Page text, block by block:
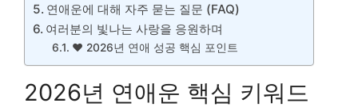
연애운에 대해 자주 묻는 질문 (FAQ)
여러분의 빛나는 사랑을 응원하며
❤️ 2026년 연애 성공 핵심 포인트
2026년 연애운 핵심 키워드